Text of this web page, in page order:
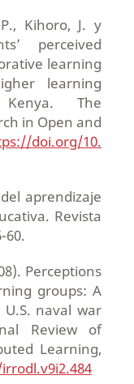
Kihoro, J. y
perceived
learning
learning
The
in Open and
doi.org/10.
aprendizaje
Revista
60.
Perceptions
groups: A
naval war
Review of
Learning,